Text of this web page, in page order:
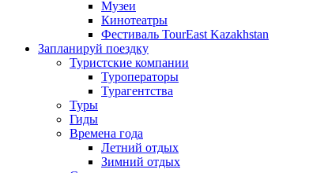
Музеи
Кинотеатры
Фестиваль TourEast Kazakhstan
Запланируй поездку
Туристские компании
Туроператоры
Турагентства
Туры
Гиды
Времена года
Летний отдых
Зимний отдых